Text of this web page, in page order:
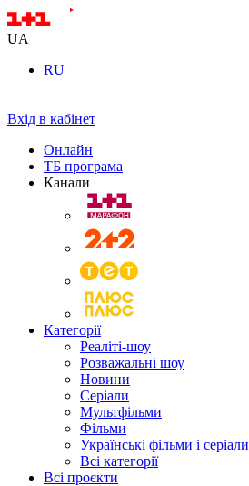
UA
RU
Вхід в кабінет
Онлайн
ТБ програма
Канали
Категорії
Реаліті-шоу
Розважальні шоу
Новини
Серіали
Мультфільми
Фільми
Українські фільми і серіали
Всі категорії
Всі проєкти